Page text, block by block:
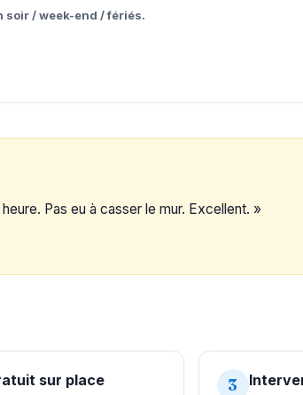
soir / week-end / fériés.
Pas eu à casser le mur. Excellent. »
sur place 3